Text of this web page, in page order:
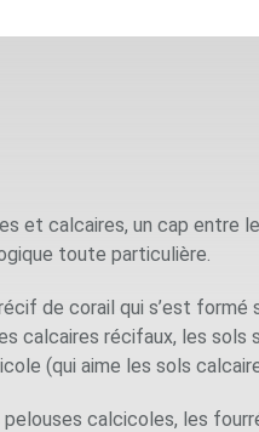
et calcaires, un cap entre
toute particulière.
de corail qui s’est formé
calcaires récifaux, les
(qui aime les sols
calcicoles, les